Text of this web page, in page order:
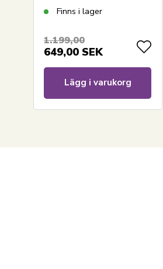
madrassskydd i 100%
Finns i lager
1.199,00
649,00 SEK
Lägg i varukorg